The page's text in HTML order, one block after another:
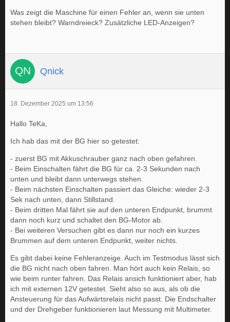
Was zeigt die Maschine für einen Fehler an, wenn sie unten
stehen bleibt? Warndreieck? Zusätzliche LED-Anzeigen?
Qnick
18. Dezember 2025 um 13:56
Hallo TeKa,
Ich hab das mit der BG hier so getestet:
- zuerst BG mit Akkuschrauber ganz nach oben gefahren.
- Beim Einschalten fährt die BG für ca. 2-3 Sekunden nach
unten und bleibt dann unterwegs stehen.
- Beim nächsten Einschalten passiert das Gleiche: wieder 2-3
Sek nach unten, dann Stillstand.
- Beim dritten Mal fährt sie auf den unteren Endpunkt, brummt
dann noch kurz und schaltet den BG-Motor ab.
- Bei weiteren Versuchen gibt es dann nur noch ein kurzes
Brummen auf dem unteren Endpunkt, weiter nichts.
Es gibt dabei keine Fehleranzeige. Auch im Testmodus lässt sich
die BG nicht nach oben fahren. Man hört auch kein Relais, so
wie beim runter fahren. Das Relais ansich funktioniert aber, hab
ich mit externen 12V getestet. Sieht also so aus, als ob die
Ansteuerung für das Aufwärtsrelais nicht passt. Die Endschalter
und der Drehgeber funktionieren laut Messung mit Multimeter.